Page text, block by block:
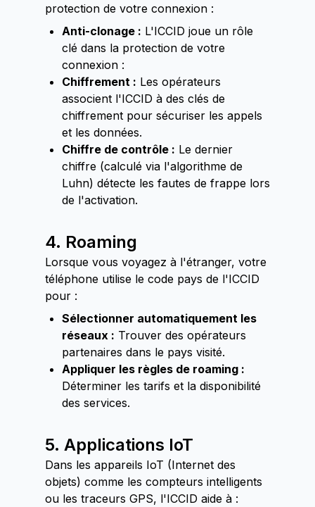
protection de votre connexion :
Anti-clonage : L'ICCID joue un rôle
clé dans la protection de votre
connexion :
Chiffrement : Les opérateurs
associent l'ICCID à des clés de
chiffrement pour sécuriser les appels
et les données.
Chiffre de contrôle : Le dernier
chiffre (calculé via l'algorithme de
Luhn) détecte les fautes de frappe lors
de l'activation.
4. Roaming
Lorsque vous voyagez à l'étranger, votre
téléphone utilise le code pays de l'ICCID
pour :
Sélectionner automatiquement les
réseaux : Trouver des opérateurs
partenaires dans le pays visité.
Appliquer les règles de roaming :
Déterminer les tarifs et la disponibilité
des services.
5. Applications IoT
Dans les appareils IoT (Internet des
objets) comme les compteurs intelligents
ou les traceurs GPS, l'ICCID aide à :